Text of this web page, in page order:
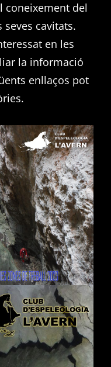
coneixement del
seves cavitats.
en les
la informació
enllaços pot